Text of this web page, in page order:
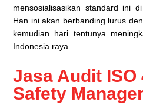
mensosialisasikan standard ini
Han ini akan berbanding lurus
kemudian hari tentunya
Indonesia raya.
Jasa Audit ISO
Safety